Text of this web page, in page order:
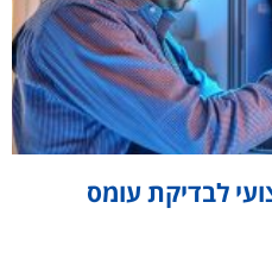
לבדיקת עומס